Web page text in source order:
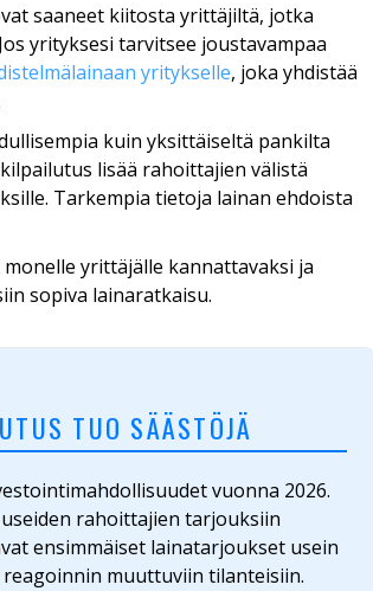
saaneet kiitosta yrittäjiltä, jotka
yrityksesi tarvitsee joustavampaa
yritykselle, joka yhdistää
kuin yksittäiseltä pankilta
lisää rahoittajien välistä
Tarkempia tietoja lainan ehdoista
yrittäjälle kannattavaksi ja
sopiva lainaratkaisu.
TUO SÄÄSTÖJÄ
vuonna 2026.
rahoittajien tarjouksiin
ensimmäiset lainatarjoukset usein
muuttuviin tilanteisiin.